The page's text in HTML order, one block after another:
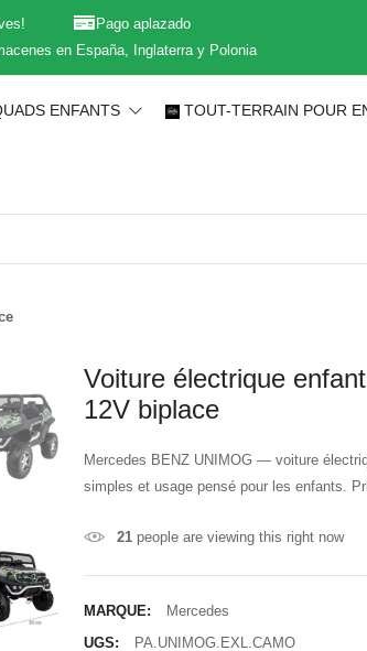
Pago aplazado
en España, Inglaterra y Polonia
ENFANTS TOUT-TERRAIN POUR
Voiture électrique
12V biplace
Mercedes BENZ UNIMOG — voiture
simples et usage pensé pour les enfants.
21people are viewing this right now
MARQUE:
Mercedes
UGS:
PA.UNIMOG.EXL.CAMO